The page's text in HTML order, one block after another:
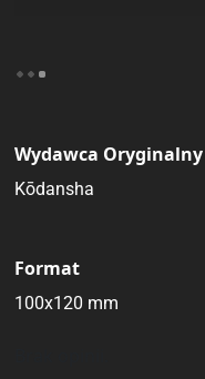
Submit Rating
Wydawca Oryginalny
Kōdansha
Format
100x120 mm